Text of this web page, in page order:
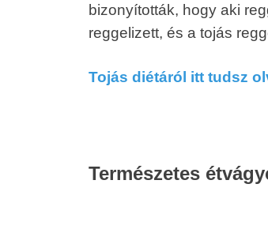
bizonyították, hogy aki
reggelizett, és a tojás
Tojás diétáról itt tudsz
Természetes